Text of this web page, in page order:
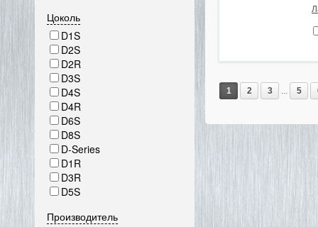
Цоколь
D1S
D2S
D2R
D3S
D4S
D4R
D6S
D8S
D-Series
D1R
D3R
D5S
Производитель
1 2 3 ... 5